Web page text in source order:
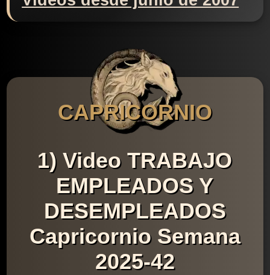
CAPRICORNIO
1) Video TRABAJO
EMPLEADOS Y
DESEMPLEADOS
Capricornio Semana
2025-42